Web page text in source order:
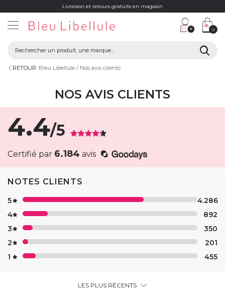
Livraison et retours gratuits en magasin
0
RETOUR Bleu Libellule Nos avis clients
NOS AVIS CLIENTS
4.4/5
Certifié par 6.184 avis
NOTES CLIENTS
1 455
2 201
3 350
4 892
5 4.286
LES PLUS RÉCENTS